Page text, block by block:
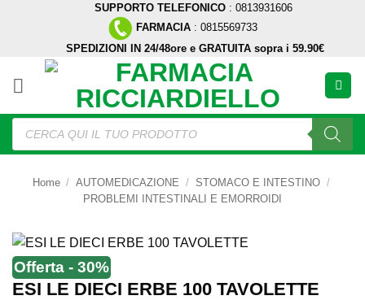
SUPPORTO TELEFONICO : 0813931606
FARMACIA : 0815569733
SPEDIZIONI IN 24/48ore e GRATUITA sopra i 59.90€
Ricerca
prodotti
Home / AUTOMEDICAZIONE / STOMACO E INTESTINO /
PROBLEMI INTESTINALI E EMORROIDI
Offerta - 30%
ESI LE DIECI ERBE 100 TAVOLETTE